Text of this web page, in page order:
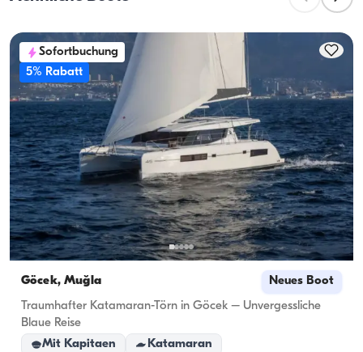
Übernachtungskapazität berücksichtigt werden; bei
Tagesvermietungen gilt die Tageskapazität.
Sofortbuchung
5% Rabatt
Göcek, Muğla Neues Boot
Traumhafter Katamaran-Törn in Göcek – Unvergessliche
Blaue Reise
Mit Kapitaen
Katamaran